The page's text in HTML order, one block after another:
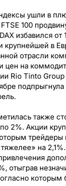
ушли в
100
избавился от
крупнейшей в
отрасли
цен на
Rio Tinto
также
2%. Акции
на
отыграв
которым